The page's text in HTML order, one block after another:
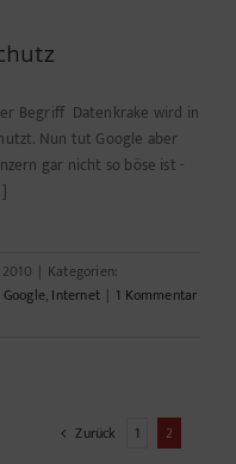
Begriff Datenkrake wird in
Nun tut Google aber
gar nicht so böse ist -
| Kategorien:
Google, Internet | 1 Kommentar
Zurück 1 2